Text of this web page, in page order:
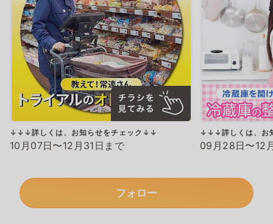
↓↓↓詳しくは、お知らせをチェック↓↓
10月07日〜12月31日まで
↓↓↓詳しくは、お
09月28日〜12
フォロー